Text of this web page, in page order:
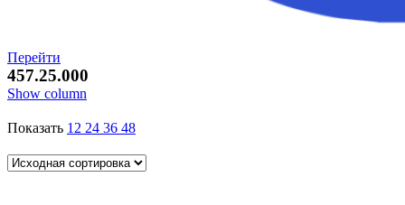
Перейти
457.25.000
Show column
Показать 12 24 36 48